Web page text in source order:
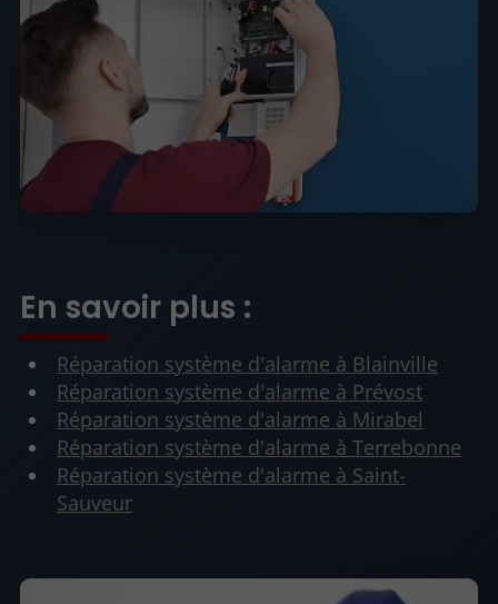
En savoir plus :
Réparation système d'alarme à Blainville
Réparation système d'alarme à Prévost
Réparation système d'alarme à Mirabel
Réparation système d'alarme à Terrebonne
Réparation système d'alarme à Saint-
Sauveur